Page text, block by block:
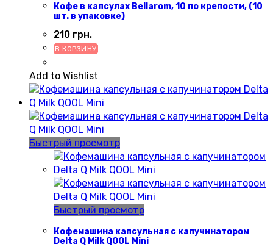
Кофе в капсулах Bellarom, 10 по крепости, (10
шт. в упаковке)
210 грн.
В КОРЗИНУ
Add to Wishlist
Быстрый просмотр
Быстрый просмотр
Кофемашина капсульная с капучинатором
Delta Q Milk QOOL Mini